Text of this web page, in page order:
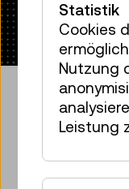
Bringen
Statistik
Cookies
Nutzung
Leistung